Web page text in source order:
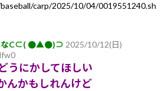
carp/2025/10/04/0019551240.sh
なC⊂( ●▲●)⊃ 2025/10/12(日)
うにかしてほしい
んかもしれんけど